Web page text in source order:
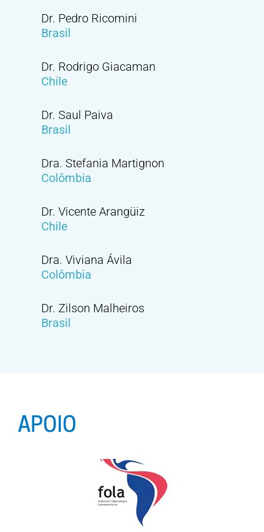
Dr. Pedro Ricomini
Brasil
Dr. Rodrigo Giacaman
Chile
Dr. Saul Paiva
Brasil
Dra. Stefania Martignon
Colômbia
Dr. Vicente Arangüiz
Chile
Dra. Viviana Ávila
Colômbia
Dr. Zilson Malheiros
Brasil
APOIO